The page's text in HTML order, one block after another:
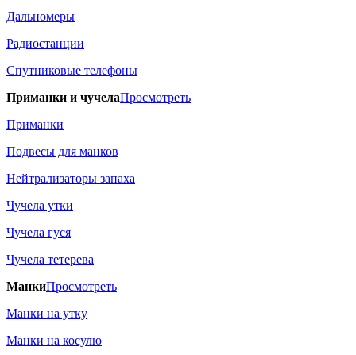
Дальномеры
Радиостанции
Спутниковые телефоны
Приманки и чучелаПросмотреть
Приманки
Подвесы для манков
Нейтрализаторы запаха
Чучела утки
Чучела гуся
Чучела тетерева
МанкиПросмотреть
Манки на утку
Манки на косулю